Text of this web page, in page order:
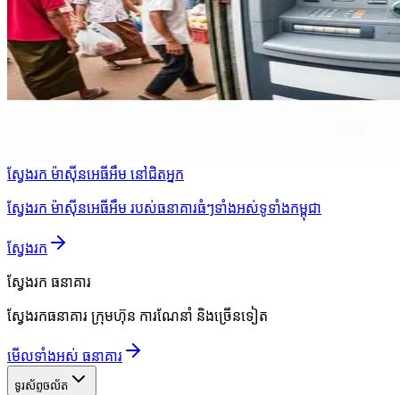
ស្វែងរក ម៉ាស៊ីនអេធីអឹម នៅជិតអ្នក
ស្វែងរក ម៉ាស៊ីនអេធីអឹម របស់ធនាគារធំៗទាំងអស់ទូទាំងកម្ពុជា
ស្វែងរក
ស្វែងរក ធនាគារ
ស្វែងរកធនាគារ ក្រុមហ៊ុន ការណែនាំ និងច្រើនទៀត
មើលទាំងអស់ ធនាគារ
ទូរស័ព្ទចល័ត